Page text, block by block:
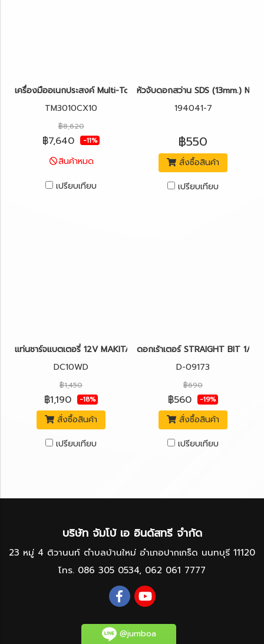
เครื่องมืออเนกประสงค์ Multi-Tool 320W. รุ่น TM3010CX10
TM3010CX10
฿8,620
฿7,640 -11%
สินค้าหมด
เปรียบเทียบ
หัวจับดอกสว่าน SDS (13mm.)
194041-7
฿550
สั่งซื้อสินค้า
เปรียบเทียบ
แท่นชาร์จแบตเตอรี่ 12V MAKITA DC10WD
DC10WD
฿1,450
฿1,190 -18%
สั่งซื้อสินค้า
เปรียบเทียบ
ดอกเร้าเตอร์ STRAIGHT BIT 1/
D-09173
฿690
฿560 -19%
สั่งซื้อสินค้า
เปรียบเทียบ
บริษัท จัมโบ้ เอ อินดัสทรี จำกัด
23 หมู่ 4 ติวานนท์ ตำบลบ้านใหม่ อำเภอปากเกร็ด นนทบุรี 11120
โทร. 086 305 0534, 062 061 7777
@jumboa